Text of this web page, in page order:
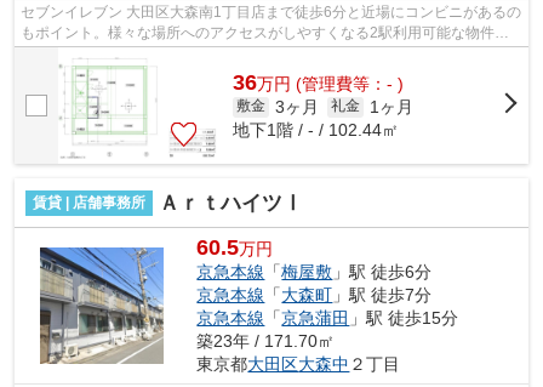
セブンイレブン 大田区大森南1丁目店まで徒歩6分と近場にコンビニがあるの
もポイント。様々な場所へのアクセスがしやすくなる2駅利用可能な物件で
36万円 (管理費等：- )
敷金 3ヶ月 礼金
1ヶ月
地下1階 / - / 102.44㎡
賃貸 | 店舗事務所 ＡｒｔハイツⅠ
60.5万円
京急本線 「梅屋敷 」駅 徒歩6分
京急本線 「大森町 」駅 徒歩7分
京急本線 「京急蒲田 」駅 徒歩15分
築23年 / 171.70㎡
東京都大田区大森中 ２丁目